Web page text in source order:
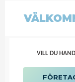
VILL DU